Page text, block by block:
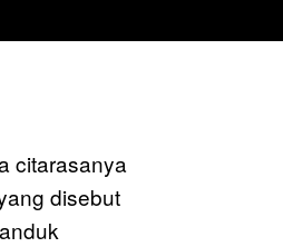
citarasanya
disebut